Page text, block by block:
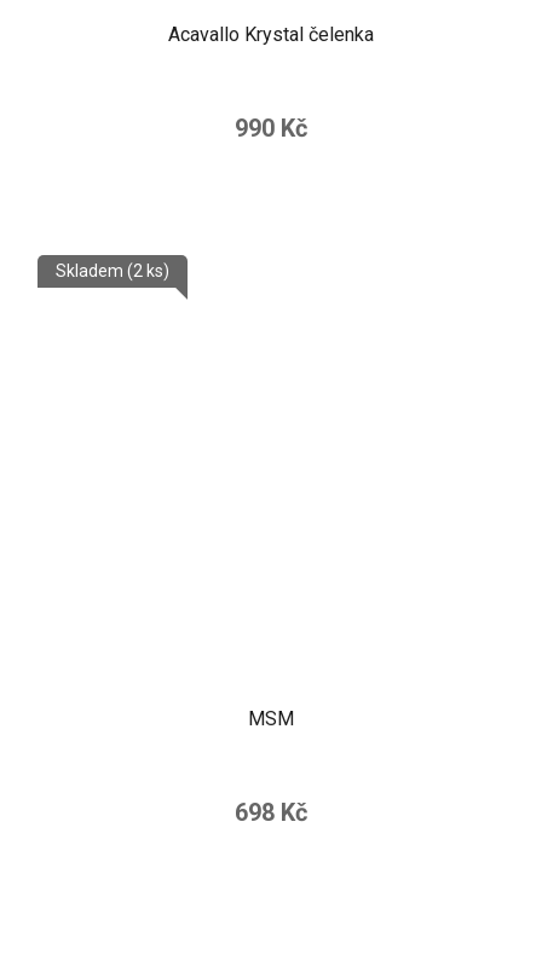
Acavallo Krystal čelenka
990 Kč
MSM
Skladem (2 ks)
698 Kč